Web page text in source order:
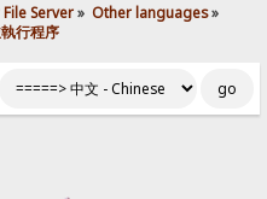
File Server» Other languages»
行程序